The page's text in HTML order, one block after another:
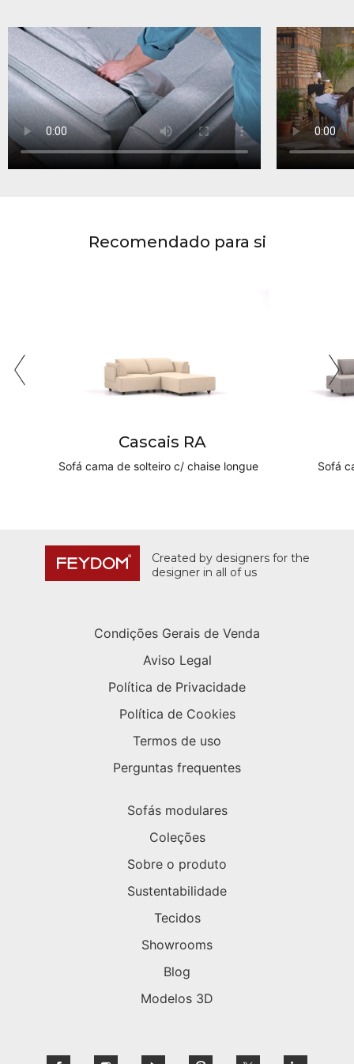
Recomendado para si
Cascais RA
Sofá cama de solteiro c/ chaise longue Sofá
Created by designers for the
designer in all of us
Condições Gerais de Venda
Aviso Legal
Política de Privacidade
Política de Cookies
Termos de uso
Perguntas frequentes
Sofás modulares
Coleções
Sobre o produto
Sustentabilidade
Tecidos
Showrooms
Blog
Modelos 3D